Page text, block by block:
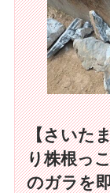
【さいた
り株根っ
のガラを